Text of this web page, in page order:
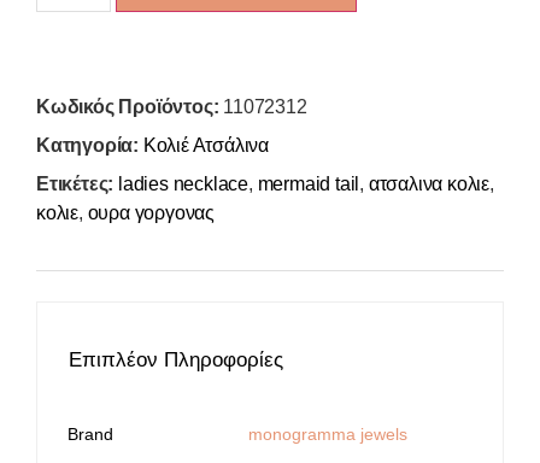
Κωδικός Προϊόντος: 11072312
Κατηγορία: Κολιέ Ατσάλινα
Ετικέτες: ladies necklace, mermaid tail , ατσαλινα κολιε,
κολιε, ουρα γοργονας
Επιπλέον Πληροφορίες
Brand monogramma jewels